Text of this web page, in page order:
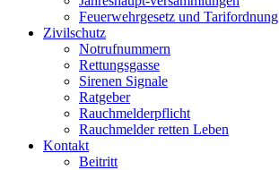
Feuerwehrgesetz und Tarifordnung
Zivilschutz
Notrufnummern
Rettungsgasse
Sirenen Signale
Ratgeber
Rauchmelderpflicht
Rauchmelder retten Leben
Kontakt
Beitritt